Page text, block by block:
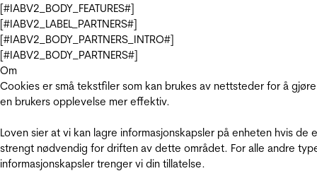
[#IABV2_BODY_FEATURES#]
[#IABV2_LABEL_PARTNERS#]
[#IABV2_BODY_PARTNERS_INTRO#]
[#IABV2_BODY_PARTNERS#]
Om
Cookies er små tekstfiler som kan brukes av nettsteder for å gjøre
en brukers opplevelse mer effektiv.
Loven sier at vi kan lagre informasjonskapsler på enheten hvis de
strengt nødvendig for driften av dette området. For alle andre
informasjonskapsler trenger vi din tillatelse.